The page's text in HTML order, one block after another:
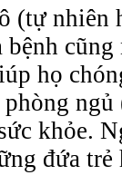
(tự nhiên
họ
ngủ
khỏe.
đứa trẻ